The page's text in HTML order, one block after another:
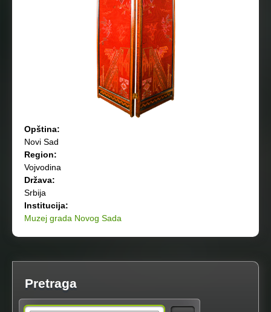
Opština:
Novi Sad
Region:
Vojvodina
Država:
Srbija
Institucija:
Muzej grada Novog Sada
Pretraga